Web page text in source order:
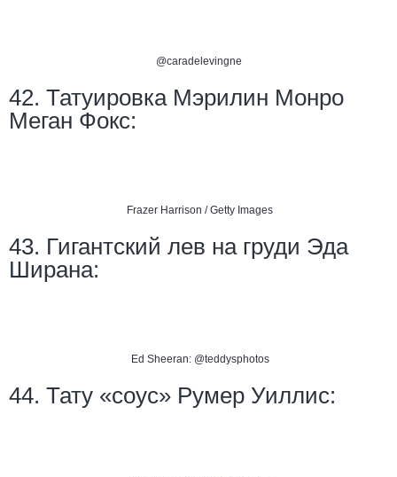
@caradelevingne
42. Татуировка Мэрилин Монро
Меган Фокс:
Frazer Harrison / Getty Images
43. Гигантский лев на груди Эда
Ширана:
Ed Sheeran: @teddysphotos
44. Тату «соус» Румер Уиллис: